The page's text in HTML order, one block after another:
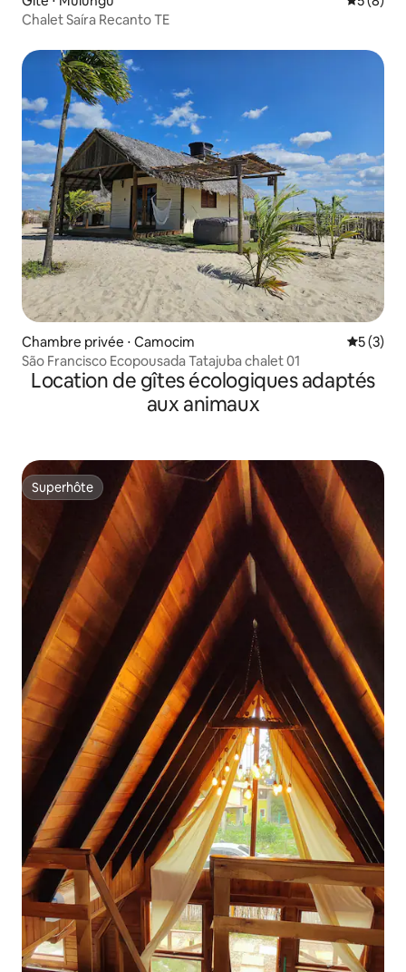
Chalet Saíra Recanto TE
Chambre privée ⋅ Camocim
5 (3)
São Francisco Ecopousada Tatajuba chalet 01
Location de gîtes écologiques adaptés
aux animaux
Superhôte
Superhôte